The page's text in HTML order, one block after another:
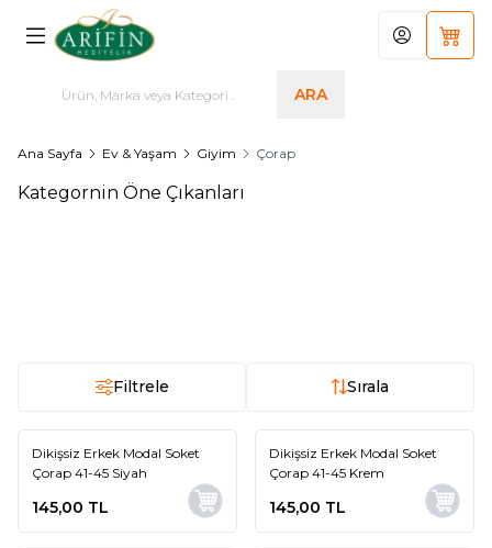
ARA
Hesabım
Ana Sayfa Ev & Yaşam Giyim Çorap
Kategornin Öne Çıkanları
Filtrele Sırala
Yeni
Dikişsiz Erkek Modal Soket
Çorap 41-45 Siyah
145,00 TL
Yeni
Dikişsiz Erkek Modal Soket
Çorap 41-45 Krem
145,00 TL